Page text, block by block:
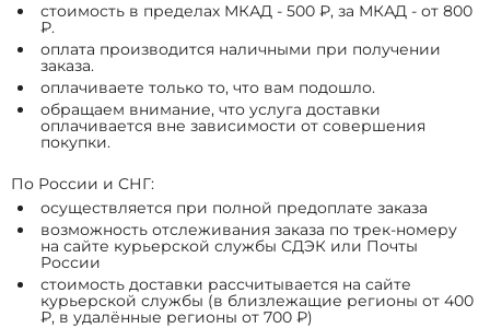
стоимость в пределах МКАД - 500 ₽, за МКАД - от 800
₽.
оплата производится наличными при получении
заказа.
оплачиваете только то, что вам подошло.
обращаем внимание, что услуга доставки
оплачивается вне зависимости от совершения
покупки.
По России и СНГ:
осуществляется при полной предоплате заказа
возможность отслеживания заказа по трек-номеру
на сайте курьерской службы СДЭК или Почты
России
стоимость доставки рассчитывается на сайте
курьерской службы (в близлежащие регионы от 400
₽, в удалённые регионы от 700 ₽)